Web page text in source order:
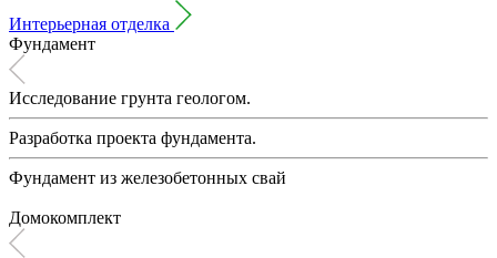
Интерьерная отделка
Фундамент
Исследование грунта геологом.
Разработка проекта фундамента.
Фундамент из железобетонных свай
Домокомплект